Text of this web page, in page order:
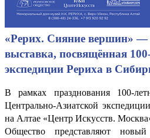
«Рерих. Сияние вершин» —
выставка, посвящённая
экспедиции Рериха в
В рамках празднования 100-
Центрально-Азиатской
на Алтае «Центр Искусств.
Общество представляют